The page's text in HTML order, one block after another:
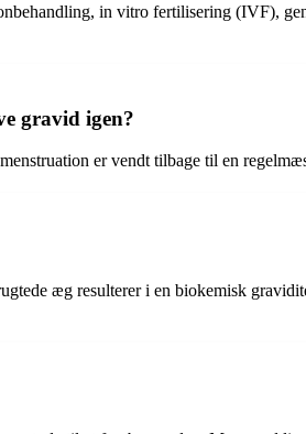
in vitro fertilisering (IVF),
gravid igen?
er vendt tilbage til en
æg resulterer i en biokemisk